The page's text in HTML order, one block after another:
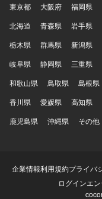
東京都 大阪府 福岡県
北海道
青森県 岩手県
栃木県
群馬県 新潟県
岐阜県
静岡県 三重県
和歌山県
鳥取県 島根県
香川県
愛媛県 高知県
鹿児島県
沖縄県 その他
企業情報利用規約プライバ
ログインエ